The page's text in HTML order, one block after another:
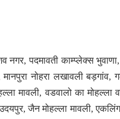
पदमावती काम्प्लेक्स भुवाणा,
नोहरा लखावली बड़गांव,
मावली, वडवालो का
जैन मोहल्ला मावली,